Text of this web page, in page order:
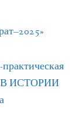
В ИСТОРИИ